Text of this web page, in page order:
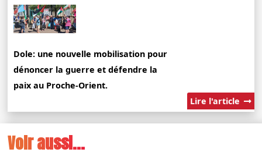
Dole: une nouvelle mobilisation pour
dénoncer la guerre et défendre la
paix au Proche-Orient.
Lire l'article
Voir aussi...